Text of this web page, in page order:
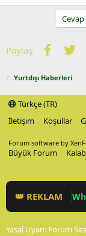
Paylaş:
Yurtdışı Haberleri
Türkçe (TR)
İletişim
Koşullar
Forum software by
Büyük Forum
👑 REKLAM
Yasal Uyarı: Forum